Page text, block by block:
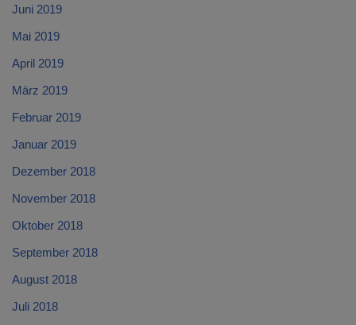
Juni 2019
Mai 2019
April 2019
März 2019
Februar 2019
Januar 2019
Dezember 2018
November 2018
Oktober 2018
September 2018
August 2018
Juli 2018